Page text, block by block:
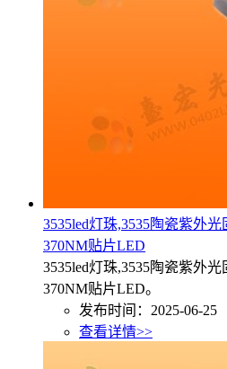
3535led灯珠,3535陶瓷紫外光
370NM贴片LED
3535led灯珠,3535陶瓷紫外光
370NM贴片LED。
发布时间：2025-06-25
查看详情>>